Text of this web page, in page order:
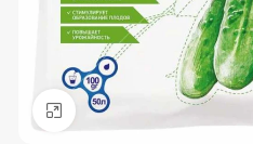
Нажмите, чтобы